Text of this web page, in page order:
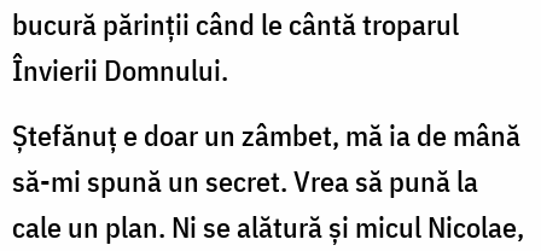
bucură părinții când le cântă troparul
Învierii Domnului.
Ștefănuț e doar un zâmbet, mă ia de mână
să-mi spună un secret. Vrea să pună la
cale un plan. Ni se alătură și micul Nicolae,